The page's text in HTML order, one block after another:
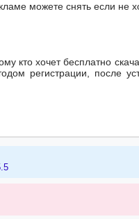
можете снять если не
кто хочет бесплатно
регистрации, после